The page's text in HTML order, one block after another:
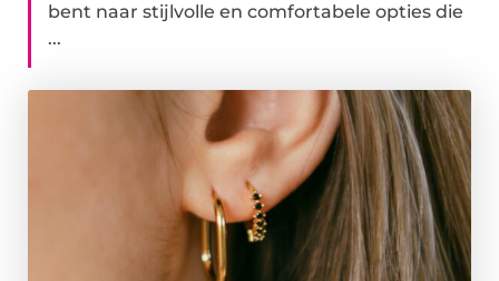
bent naar stijlvolle en comfortabele opties die
...